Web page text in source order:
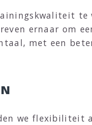
te
ernaar om
met een
we flexibiliteit